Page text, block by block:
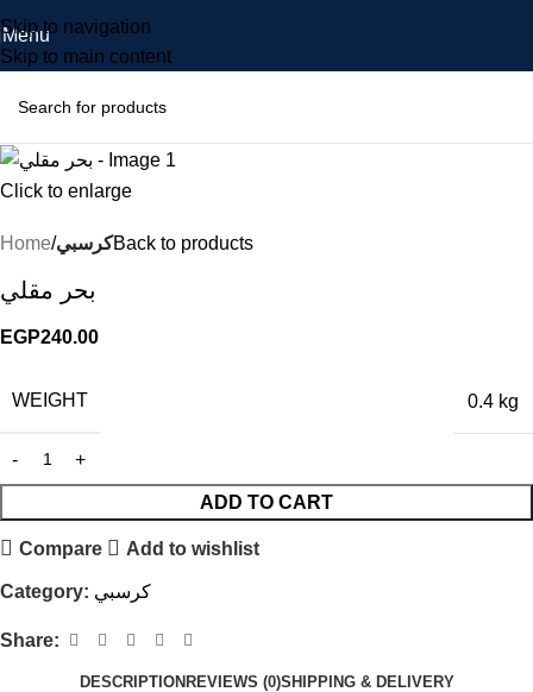
Skip to navigation
Skip to main content
Menu
Click to enlarge
Home كرسبيBack to products
بحر مقلي
EGP240.00
WEIGHT 0.4 kg
ADD TO CART
Compare Add to wishlist
Category: كرسبي
Share:
DESCRIPTION REVIEWS (0)SHIPPING & DELIVERY